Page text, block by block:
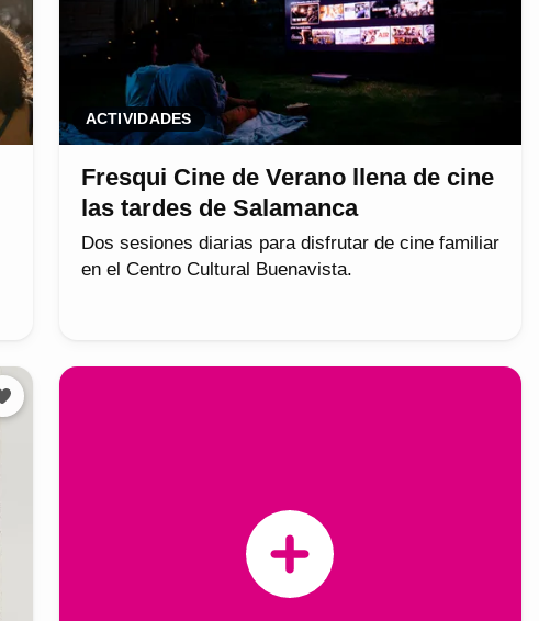
ACTIVIDADES
Fresqui Cine de Verano llena de cine
las tardes de Salamanca
Dos sesiones diarias para disfrutar de cine familiar
en el Centro Cultural Buenavista.